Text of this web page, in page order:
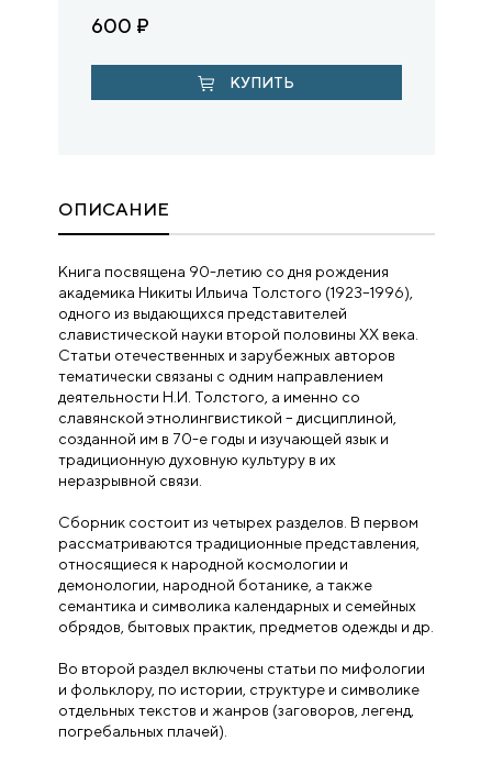
600 ₽
КУПИТЬ
ОПИСАНИЕ
Книга посвящена 90-летию со дня рождения
академика Никиты Ильича Толстого (1923–1996),
одного из выдающихся представителей
славистической науки второй половины XX века.
Статьи отечественных и зарубежных авторов
тематически связаны с одним направлением
деятельности Н.И. Толстого, а именно со
славянской этнолингвистикой – дисциплиной,
созданной им в 70-е годы и изучающей язык и
традиционную духовную культуру в их
неразрывной связи.
Сборник состоит из четырех разделов. В первом
рассматриваются традиционные представления,
относящиеся к народной космологии и
демонологии, народной ботанике, а также
семантика и символика календарных и семейных
обрядов, бытовых практик, предметов одежды и др.
Во второй раздел включены статьи по мифологии
и фольклору, по истории, структуре и символике
отдельных текстов и жанров (заговоров, легенд,
погребальных плачей).